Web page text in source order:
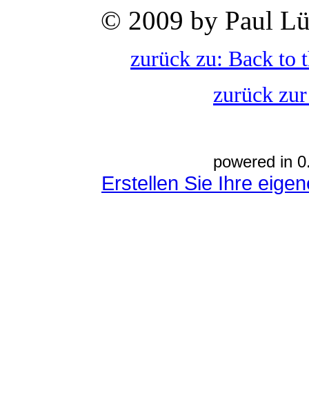
© 2009 by Paul
zurück zu: Back to
zurück
powered in
Erstellen Sie Ihre